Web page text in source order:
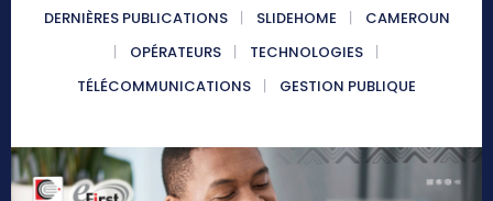
DERNIÈRES PUBLICATIONS SLIDEHOME
CAMEROUN
OPÉRATEURS
TECHNOLOGIES
TÉLÉCOMMUNICATIONS
GESTION PUBLIQUE